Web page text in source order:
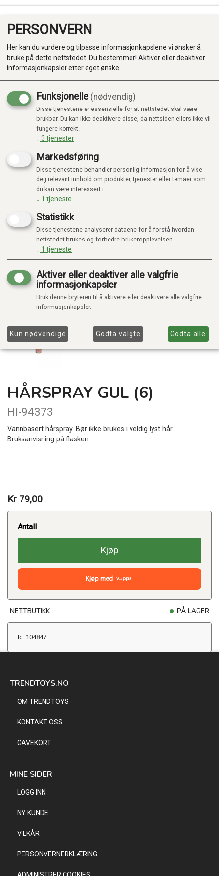
Produkter
Kategorier
HÅRSPRAY GUL (6)
HI-94373
Vannbasert hårspray. Bør ikke brukes i veldig lyst hår.
Bruksanvisning på flasken
Kr 79,00
Antall
Kjøp
Kjøp med
NETTBUTIKK PÅ LAGER
Id: 104847
TRENDTOYS.NO
OM TRENDTOYS
KONTAKT OSS
GAVEKORT
MINE SIDER
LOGG INN
NY KUNDE
VILKÅR
PERSONVERNERKLÆRING
PERSONVERN
Her kan du vurdere og tilpasse informasjonkapslene vi ønsker å
bruke på dette nettstedet. Du bestemmer! Aktiver eller deaktiver
informasjonkapsler etter eget ønske.
Funksjonelle (nødvendig)
Disse tjenestene er essensielle for at nettstedet skal være
brukbar. Du kan ikke deaktivere disse, da nettsiden ellers ikke vil
fungere korrekt.
↓ 3 tjenester
Markedsføring
Disse tjenestene behandler personlig informasjon for å vise
deg relevant innhold om produkter, tjenester eller temaer som
du kan være interessert i.
↓ 1 tjeneste
Statistikk
Disse tjenestene analyserer dataene for å forstå hvordan
nettstedet brukes og forbedre brukeropplevelsen.
↓ 1 tjeneste
Aktiver eller deaktiver alle valgfrie
informasjonkapsler
Bruk denne bryteren til å aktivere eller deaktivere alle valgfrie
informasjonkapsler.
Kun nødvendige Godta valgte Godta alle